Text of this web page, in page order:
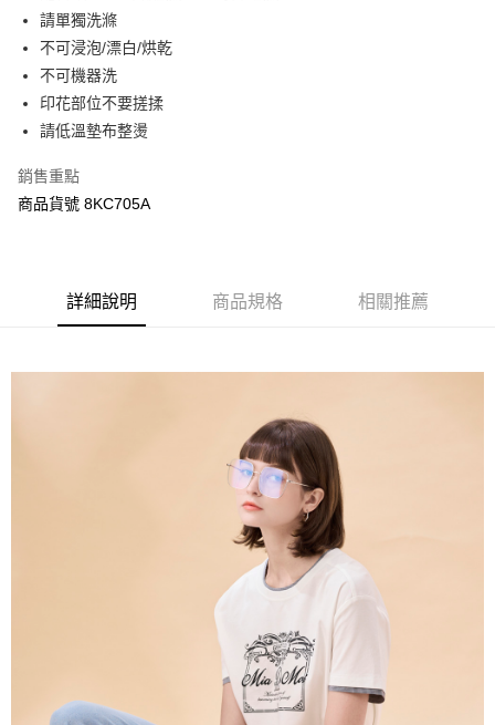
【關於「AFTEE先享後付」】
AFTEE先享後付是「在收到商品之後才付款」的支付方式。 讓您購物簡單
便利好安心！
１．簡單：不需註冊會員、不需綁卡、不需儲值。
３．安心：先確認商品／服務後，再付款。
１．於結帳方式選擇「AFTEE先享後付」後，將跳轉至「AFTEE先享後付」
結帳頁面，進行簡訊認證並確認金額後，即可完成結帳。
２．訂單成立數日內，您將收到繳費通知簡訊。
後付繳納相關費用。
※ 交易是否成功請以「AFTEE先享後付 」之結帳頁面顯示為準，若有關於
１．透過由恩沛科技股份有限公司提供之「AFTEE先享後付」服務完成之交
易，需依本服務之必要範圍內提供個人資料，並將交易相關給付款項請求債
２．關於個人資料處理事宜，請瀏覽以下網址：
３．未成年的使用者請事先徵得法定代理人或監護人之同意方可使用
「AFTEE先享後付」，若未經同意申辦者引起之損失，本公司不負相關責
４．使用「AFTEE先享後付」時，將依據個別帳號之用戶狀況，依本公司即
時審查核予不同之上限額度；若仍有額度不足之情形，本公司將視審查結果
５．嚴禁一人註冊多個帳號或使用他人資訊註冊。若發現惡意使用之情形，
恩沛科技股份有限公司將有權停止該用戶之使用額度並採取法律行動。
ATM付款
運送方式
宅配
請單獨洗滌
不可浸泡/漂白/烘乾
不可機器洗
印花部位不要搓揉
請低溫墊布整燙
銷售重點
商品貨號 8KC705A
詳細說明 商品規格 相關推薦